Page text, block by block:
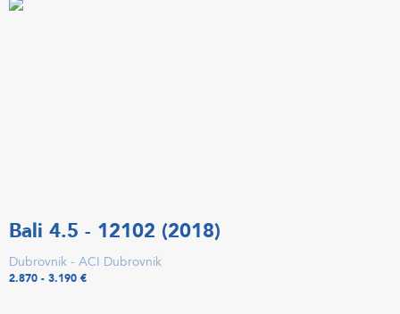
Bali 4.5 - 12102 (2018)
Dubrovnik - ACI Dubrovnik
2.870 - 3.190 €